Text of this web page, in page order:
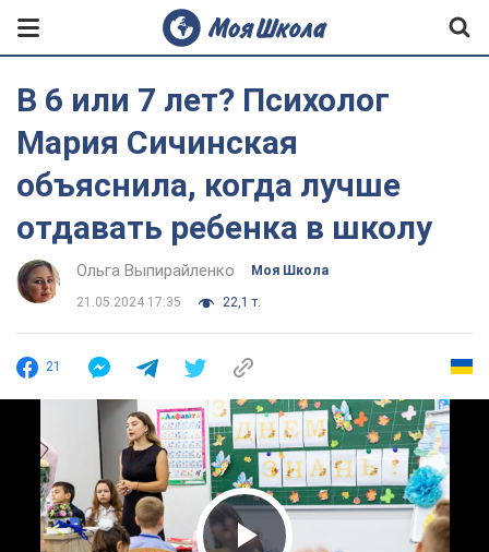
В 6 или 7 лет? Психолог
Мария Сичинская
объяснила, когда лучше
отдавать ребенка в школу
Ольга Выпирайленко Моя Школа
21.05.2024 17:35 22,1 т.
21